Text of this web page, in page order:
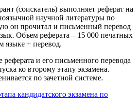
(соискатель) выполняет реферат на
научной литературы по
он прочитал и письменный перевод
Объем реферата – 15 000 печатных
языке + перевод.
и его письменного перевода
ко второму этапу экзамена.
по зачетной системе.
кандидатского экзамена по